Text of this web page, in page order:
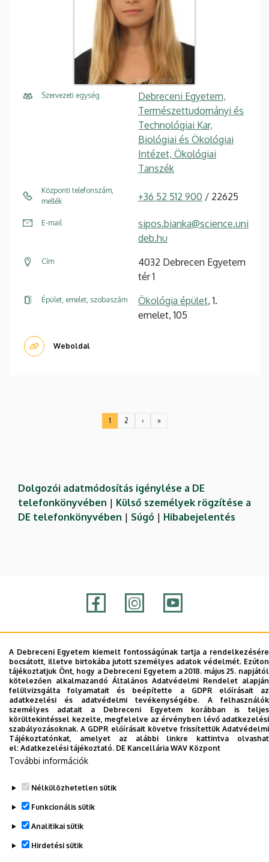
Szervezeti egység
Debreceni Egyetem,
Természettudományi és
Technológiai Kar,
Biológiai és Ökológiai
Intézet, Ökológiai
Tanszék
Központi telefonszám,
mellék
+36 52 512 900 / 22625
E-mail
sipos.bianka@science.uni
deb.hu
Cím
4032 Debrecen Egyetem
tér 1
Épület, emelet, szobaszám Ökológia épület, 1.
emelet, 105
Weboldal
Jelenlegi
1
Oldal
2 › »
Dolgozói adatmódosítás igénylése a DE
telefonkönyvében | Külső személyek rögzítése a
DE telefonkönyvében | Súgó | Hibabejelentés
Adatvédelem
Szerzői jog © 2026 Unideb
A Debreceni Egyetem kiemelt fontosságúnak tartja a rendelkezésére
bocsátott, illetve birtokába jutott személyes adatok védelmét. Ezúton
tájékoztatjuk Önt, hogy a Debreceni Egyetem a 2018. május 25. napjától
kötelezően alkalmazandó Általános Adatvédelmi Rendelet alapján
felülvizsgálta folyamatait és beépítette a GDPR előírásait az
adatkezelési és adatvédelmi tevékenységébe. A felhasználók
személyes adatait a Debreceni Egyetem korábban is teljes
körültekintéssel kezelte, megfelelve az érvényben lévő adatkezelési
szabályozásoknak. A GDPR előírásait követve frissítettük Adatvédelmi
Tájékoztatónkat, amelyet az alábbi linkre kattintva olvashat
el: Adatkezelési tájékoztató. DE Kancellária WAV Központ
További információk
Nélkülözhetetlen sütik
Funkcionális sütik
Analitikai sütik
Hirdetési sütik